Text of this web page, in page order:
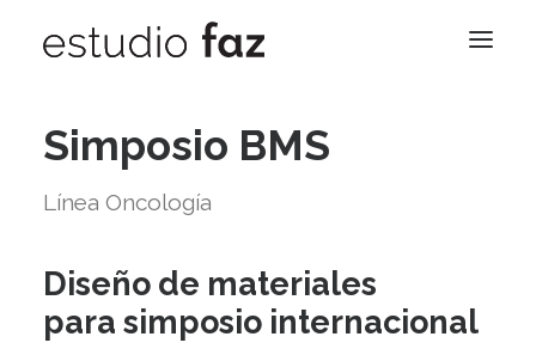
Nosotros
Simposio BMS
Línea Oncología
Diseño de materiales
para simposio internacional